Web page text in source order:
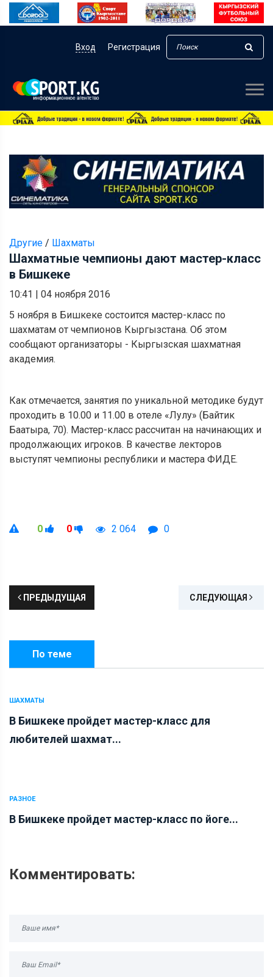
Вход Регистрация
Другие / Шахматы
Шахматные чемпионы дают мастер-класс
в Бишкеке
10:41 | 04 ноября 2016
5 ноября в Бишкеке состоится мастер-класс по
шахматам от чемпионов Кыргызстана. Об этом
сообщают организаторы - Кыргызская шахматная
академия.
Как отмечается, занятия по уникальной методике будут
проходить в 10.00 и 11.00 в отеле «Лулу» (Байтик
Баатыра, 70). Мастер-класс рассчитан на начинающих и
продолжающих игроков. В качестве лекторов
выступят чемпионы республики и мастера ФИДЕ.
0 0 2 064 0
ПРЕДЫДУЩАЯ СЛЕДУЮЩАЯ
По теме
ШАХМАТЫ
В Бишкеке пройдет мастер-класс для
любителей шахмат...
РАЗНОЕ
В Бишкеке пройдет мастер-класс по йоге...
Комментировать: